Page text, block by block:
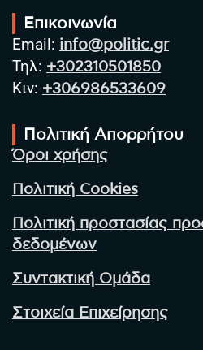
Επικοινωνία
Email: info@politic.gr
Τηλ: +302310501850
Κιν: +306986533609
Πολιτική Απορρήτου
Όροι χρήσης
Πολιτική Cookies
Πολιτική προστασίας
δεδομένων
Συντακτική Ομάδα
Στοιχεία Επιχείρησης